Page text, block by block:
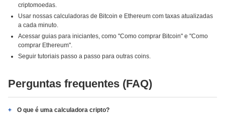
criptomoedas.
Usar nossas calculadoras de Bitcoin e Ethereum com taxas atualizadas
a cada minuto.
Acessar guias para iniciantes, como "Como comprar Bitcoin" e "Como
comprar Ethereum".
Seguir tutoriais passo a passo para outras coins.
Perguntas frequentes (FAQ)
O que é uma calculadora cripto?